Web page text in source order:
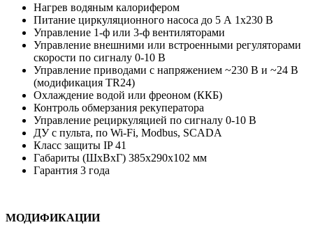
Нагрев водяным калорифером
Питание циркуляционного насоса до 5 А 1х230 В
Управление 1-ф или 3-ф вентиляторами
Управление внешними или встроенными регуляторами
скорости по сигналу 0-10 В
Управление приводами с напряжением ~230 В и ~24 В
(модификация TR24)
Охлаждение водой или фреоном (ККБ)
Контроль обмерзания рекуператора
Управление рециркуляцией по сигналу 0-10 В
ДУ с пульта, по Wi-Fi, Modbus, SCADA
Класс защиты IP 41
Габариты (ШхВхГ) 385х290х102 мм
Гарантия 3 года
МОДИФИКАЦИИ